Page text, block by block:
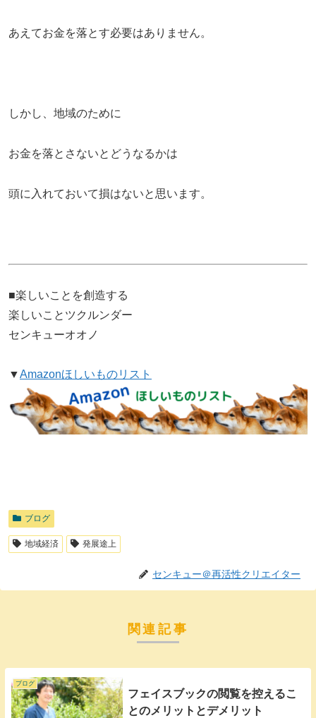
あえてお金を落とす必要はありません。
しかし、地域のために
お金を落とさないとどうなるかは
頭に入れておいて損はないと思います。
■楽しいことを創造する
楽しいことツクルンダー
センキューオオノ
▼Amazonほしいものリスト
ブログ
地域経済 発展途上
センキュー＠再活性クリエイター
関連記事
ブログ
フェイスブックの閲覧を控えるこ
とのメリットとデメリット